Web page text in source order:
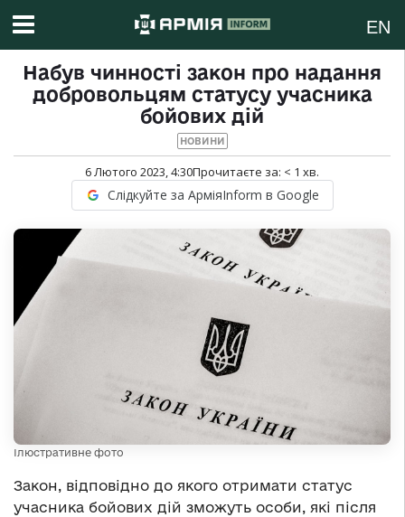
EN
Набув чинності закон про надання
добровольцям статусу учасника
бойових дій
НОВИНИ
6 Лютого 2023, 4:30Прочитаєте за: < 1 хв.
Слідкуйте за АрміяInform в Google
Ілюстративне фото
Закон, відповідно до якого отримати статус
учасника бойових дій зможуть особи, які після